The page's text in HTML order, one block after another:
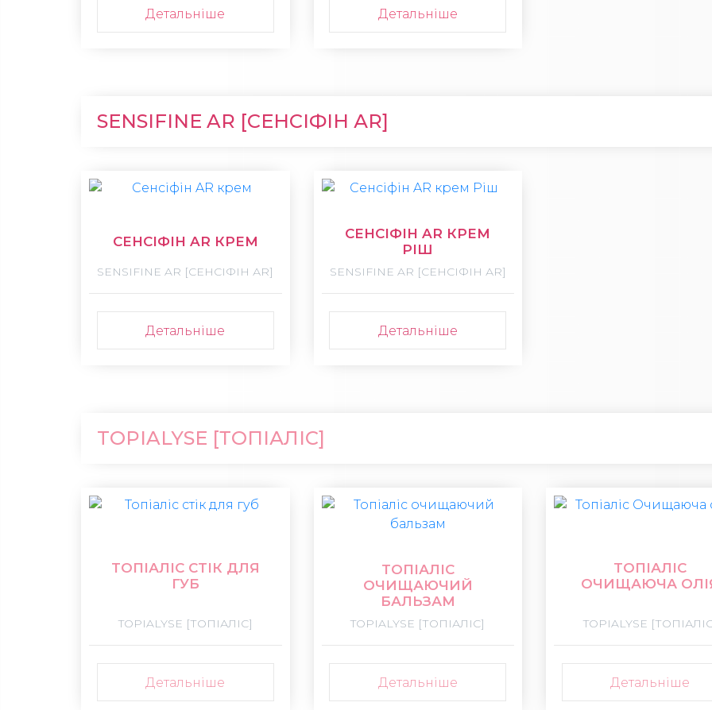
Детальніше Детальніше
SENSIFINE AR [СЕНСІФІН АR]
СЕНСІФІН AR КРЕМ
SENSIFINE AR [СЕНСІФІН АR]
Детальніше
СЕНСІФІН AR КРЕМ
РІШ
SENSIFINE AR [СЕНСІФІН АR]
Детальніше
TOPIALYSE [ТОПІАЛІС]
ТОПІАЛІС СТІК ДЛЯ
ГУБ
TOPIALYSE [ТОПІАЛІС]
Детальніше
ТОПІАЛІС
ОЧИЩАЮЧИЙ
БАЛЬЗАМ
TOPIALYSE [ТОПІАЛІС]
Детальніше
ТОПІАЛІС
ОЧИЩАЮЧА
TOPIALYSE
Детальніше